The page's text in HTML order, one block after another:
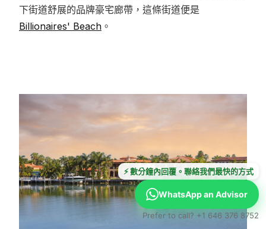
下街道舒展的品牌豪宅廊帶，這條街道便是
Billionaires' Beach 。
⚡ 數分鐘內回覆。聯絡我們最快的方式
WhatsApp an Advisor
Prefer to call? +1 646 376 8752